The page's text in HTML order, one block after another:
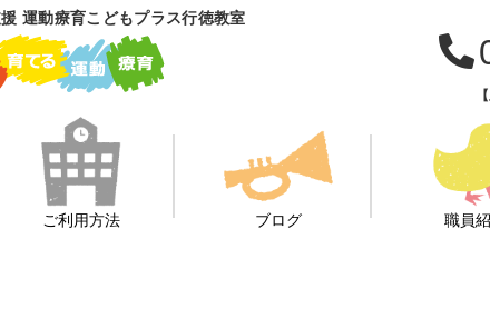
運動療育こどもプラス行徳教室
ご利用方法 ブログ 職員